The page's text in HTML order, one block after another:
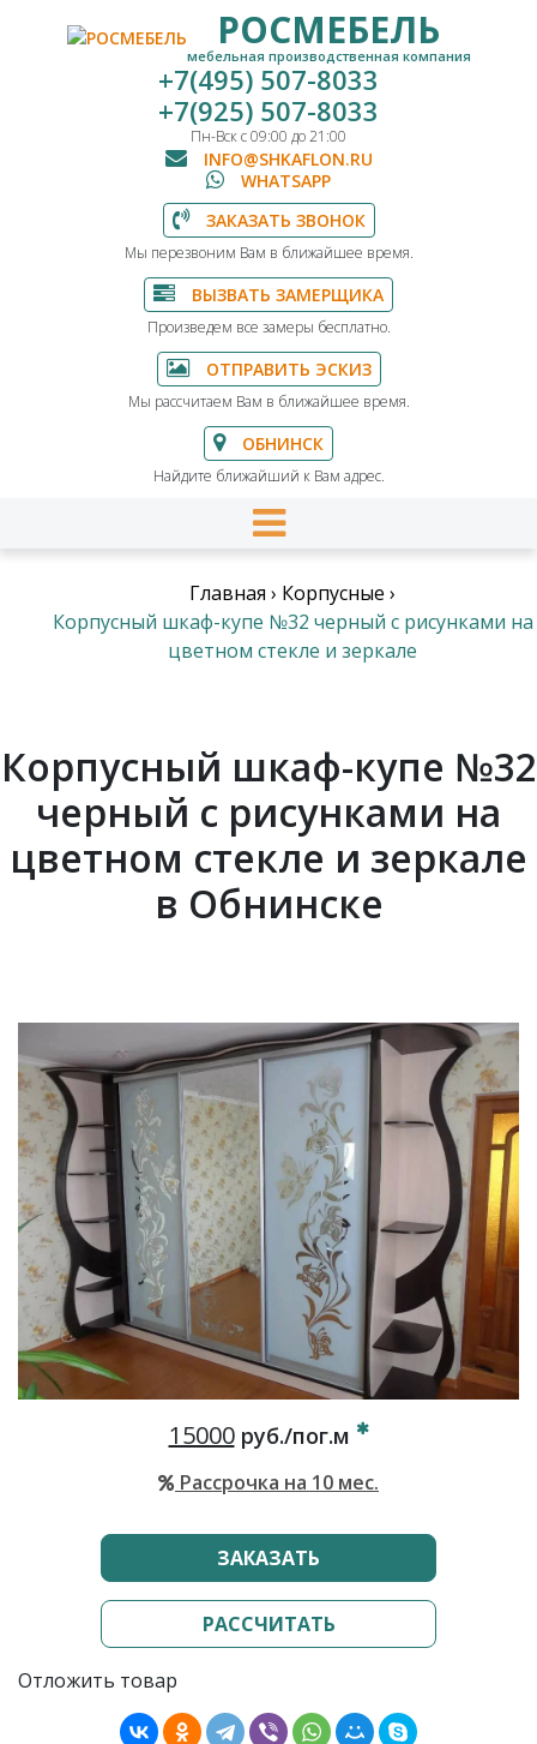
РОСМЕБЕЛЬ
мебельная производственная компания
+7(495) 507-8033
+7(925) 507-8033
Пн-Вск с 09:00 до 21:00
INFO@SHKAFLON.RU
WHATSAPP
ЗАКАЗАТЬ ЗВОНОК
Мы перезвоним Вам в ближайшее время.
ВЫЗВАТЬ ЗАМЕРЩИКА
Произведем все замеры бесплатно.
ОТПРАВИТЬ ЭСКИЗ
Мы рассчитаем Вам в ближайшее время.
ОБНИНСК
Найдите ближайший к Вам адрес.
Главная › Корпусные ›
Корпусный шкаф-купе №32 черный с рисунками на
цветном стекле и зеркале
Корпусный шкаф-купе №32
черный с рисунками на
цветном стекле и зеркале
в Обнинске
15000руб./пог.м
Рассрочка на 10 мес.
ЗАКАЗАТЬ
РАССЧИТАТЬ
Отложить товар